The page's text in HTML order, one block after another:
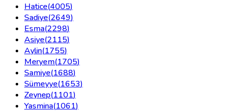
Hatice(4005)
Sadiye(2649)
Esma(2298)
Asiye(2115)
Aylin(1755)
Meryem(1705)
Samiye(1688)
Sümeyye(1653)
Zeynep(1101)
Yasmina(1061)